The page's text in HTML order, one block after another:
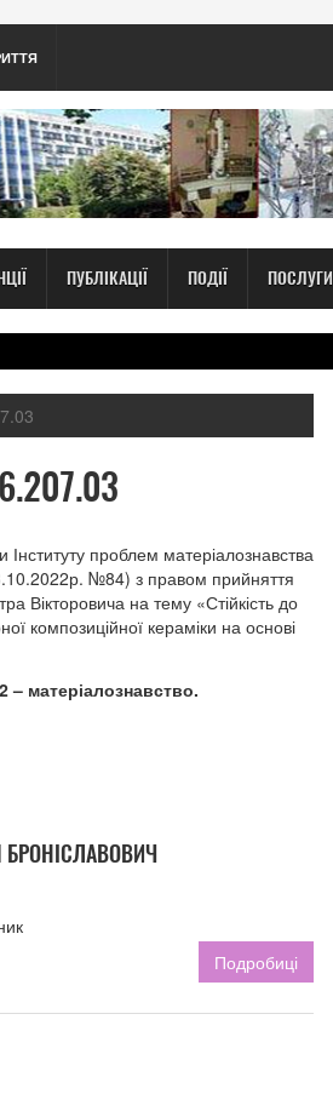
ПУБЛІКАЦІЇ ПОДІЇ ПОСЛУГИ
проблем матеріалознавства
№84) з правом прийняття
Вікторовича на тему «Стійкість до
композиційної кераміки на основі
– матеріалознавство.
Подробиці